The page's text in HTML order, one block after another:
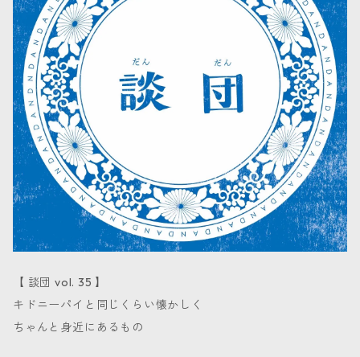
【 談団 vol. 35 】
キドニーパイと同じくらい懐かしく
ちゃんと身近にあるもの